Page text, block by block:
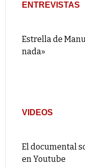
ENTREVISTAS
Estrella de
nada»
VIDEOS
El documental
en Youtube